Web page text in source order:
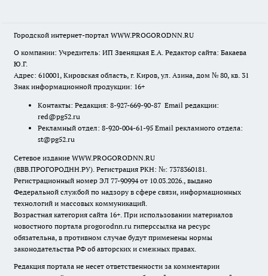
Городской интернет-портал WWW.PROGORODNN.RU
О компании: Учредитель: ИП Звеняцкая Е.А. Редактор сайта: Бакаева
Ю.Г.
Адрес: 610001, Кировская область, г. Киров, ул. Азина, дом № 80, кв. 31
Знак информационной продукции: 16+
Контакты: Редакция: 8-927-669-90-87 Email редакции:
red@pg52.ru
Рекламный отдел: 8-920-004-61-95 Email рекламного отдела:
st@pg52.ru
Сетевое издание WWW.PROGORODNN.RU
(ВВВ.ПРОГОРОДНН.РУ). Регистрация РКН: №: 7378360181.
Регистрационный номер ЭЛ 77-90994 от 10.03.2026., выдано
Федеральной службой по надзору в сфере связи, информационных
технологий и массовых коммуникаций.
Возрастная категория сайта 16+. При использовании материалов
новостного портала progorodnn.ru гиперссылка на ресурс
обязательна, в противном случае будут применены нормы
законодательства РФ об авторских и смежных правах.
Редакция портала не несет ответственности за комментарии